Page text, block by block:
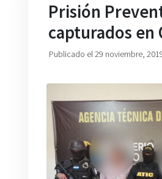
Prisión
capturados en
Publicado el 29 noviembre,